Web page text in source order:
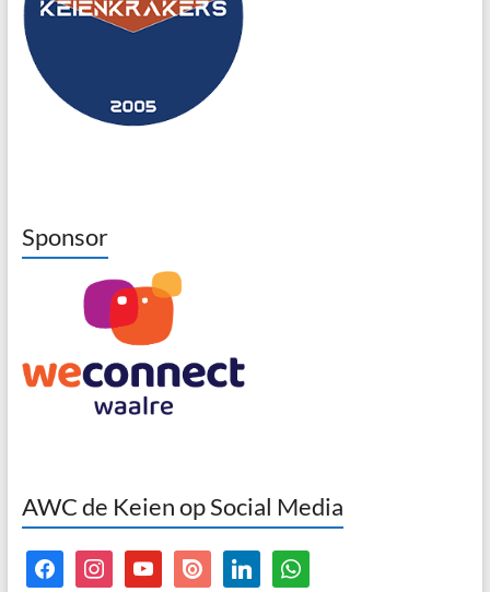
Sponsor
AWC de Keien op Social Media
facebookinstagramyoutubeissuu linkedinwhatsapp